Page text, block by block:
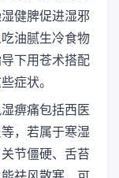
健脾促进湿邪
油腻生冷食物
下用苍术搭配
症状。
痹痛包括西医
，若属于寒湿
节僵硬、舌苔